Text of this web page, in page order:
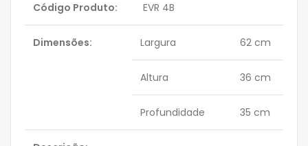
Código Produto: EVR 4B
Dimensões: Largura 62 cm
Altura 36 cm
Profundidade 35 cm